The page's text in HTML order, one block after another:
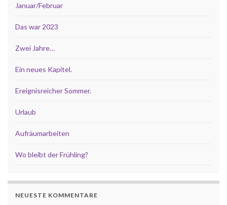
Januar/Februar
Das war 2023
Zwei Jahre…
Ein neues Kapitel.
Ereignisreicher Sommer.
Urlaub
Aufräumarbeiten
Wo bleibt der Frühling?
NEUESTE KOMMENTARE